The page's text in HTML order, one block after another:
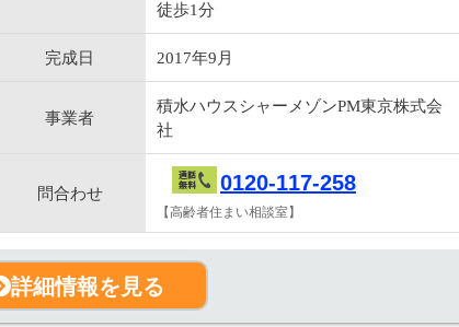
徒歩1分
完成日 2017年9月
事業者
積水ハウスシャーメゾンPM東京株式会
社
問合わせ 0120-117-258
【高齢者住まい相談室】
詳細情報を見る